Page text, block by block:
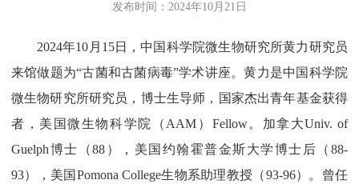
发布时间：2024年10月21日
2024年10月15日，中国科学院微生物研究所黄力研究员
来馆做题为“古菌和古菌病毒”学术讲座。黄力是中国科学院
微生物研究所研究员，博士生导师，国家杰出青年基金获得
者，美国微生物科学院（AAM）Fellow。加拿大Univ. of
Guelph博士（88），美国约翰霍普金斯大学博士后（88-
93），美国Pomona College生物系助理教授（93-96）。曾任